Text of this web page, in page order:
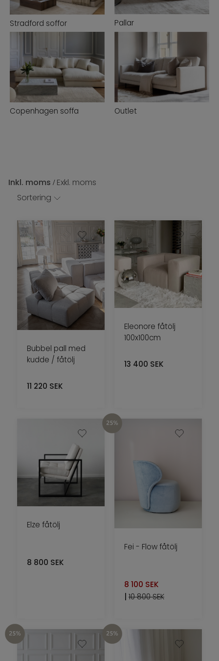
Stradford soffor Pallar
Copenhagen soffa Outlet
Inkl. moms / Exkl. moms
Sortering
Bubbel pall med
kudde / fåtölj
11 220 SEK
Eleonore fåtölj
100x100cm
13 400 SEK
Elze fåtölj
8 800 SEK
Fei - Flow fåtölj
8 100 SEK
| 10 800 SEK